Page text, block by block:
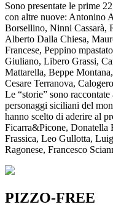
Sono presentate le prime
con altre nuove: Antonino
Borsellino, Ninni Cassarà,
Alberto Dalla Chiesa,
Francese, Peppino
Giuliano, Libero Grassi,
Mattarella, Beppe
Cesare Terranova,
Le “storie” sono
personaggi siciliani del
hanno scelto di aderire al
Ficarra&Picone, Donatella
Frassica, Leo Gullotta,
Ragonese, Francesco
PIZZO-FREE